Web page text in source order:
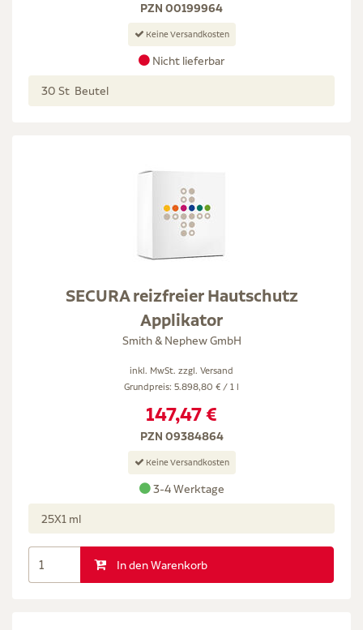
PZN 00199964
Keine Versandkosten
Nicht lieferbar
30 St Beutel
SECURA reizfreier Hautschutz
Applikator
Smith & Nephew GmbH
inkl. MwSt. zzgl. Versand
Grundpreis: 5.898,80 € / 1 l
147,47 €
PZN 09384864
Keine Versandkosten
3-4 Werktage
25X1 ml
In den Warenkorb